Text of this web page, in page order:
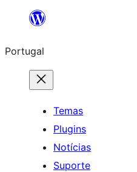
Saltar
o
conteúdo
Portugal
Temas
Plugins
Notícias
Suporte